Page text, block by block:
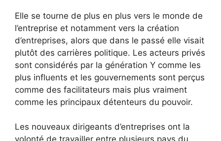
Elle se tourne de plus en plus vers le monde de
l’entreprise et notamment vers la création
d’entreprises, alors que dans le passé elle visait
plutôt des carrières politique. Les acteurs privés
sont considérés par la génération Y comme les
plus influents et les gouvernements sont perçus
comme des facilitateurs mais plus vraiment
comme les principaux détenteurs du pouvoir.
Les nouveaux dirigeants d’entreprises ont la